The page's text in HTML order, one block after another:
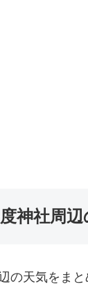
神社周
の天気をまと